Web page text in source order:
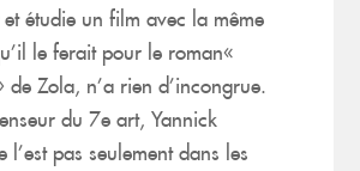
et étudie un film avec la même
le ferait pour le roman«
de Zola, n’a rien d’incongrue.
du 7e art, Yannick
l’est pas seulement dans les